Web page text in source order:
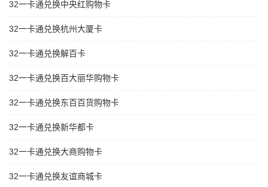
32一卡通兑换中央红购物卡
32一卡通兑换杭州大厦卡
32一卡通兑换解百卡
32一卡通兑换百大丽华购物卡
32一卡通兑换东百百货购物卡
32一卡通兑换新华都卡
32一卡通兑换大商购物卡
32一卡通兑换友谊商城卡